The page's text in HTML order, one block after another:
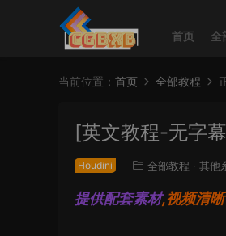
首页 全
当前位置： 首页 全部教程
[英文教程-无字
Houdini 全部教程 · 其他
提供配套素材,视频清晰